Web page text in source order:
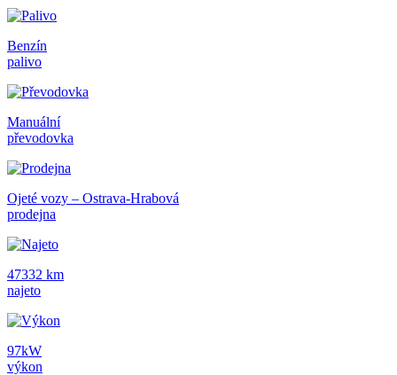
Benzín
palivo
Manuální
převodovka
Ojeté vozy – Ostrava-Hrabová
prodejna
47332 km
najeto
97kW
výkon